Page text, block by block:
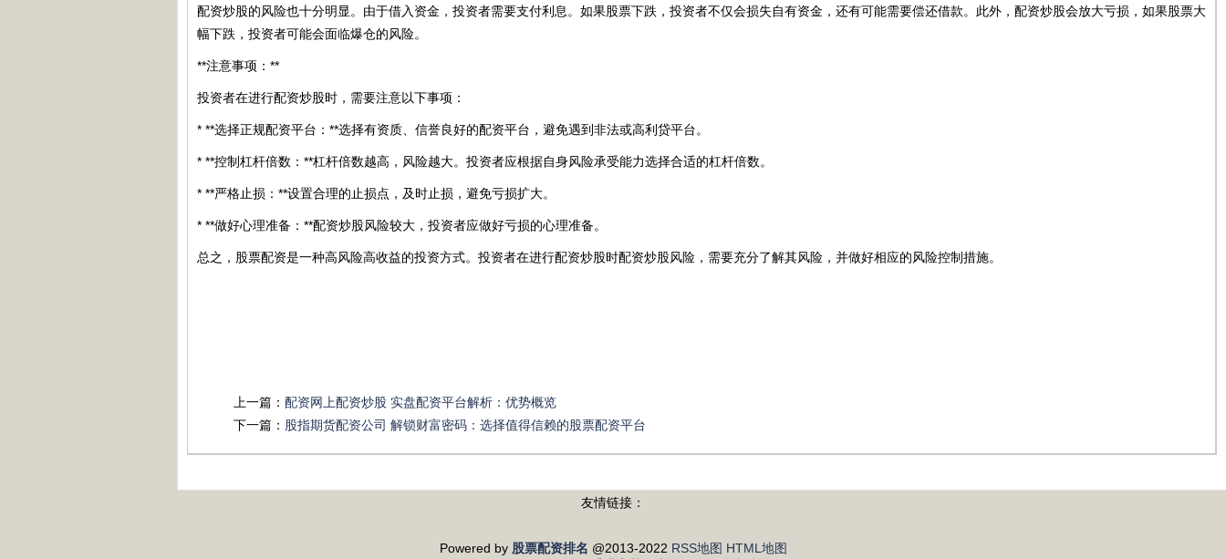
配资炒股的风险也十分明显。由于借入资金，投资者需要支付利息。如果股票下跌，投资者不仅会损失自有资金，还有可能需要偿还借款。此外，配资炒股会放大亏损，如果股票大
幅下跌，投资者可能会面临爆仓的风险。
**注意事项：**
投资者在进行配资炒股时，需要注意以下事项：
* **选择正规配资平台：**选择有资质、信誉良好的配资平台，避免遇到非法或高利贷平台。
* **控制杠杆倍数：**杠杆倍数越高，风险越大。投资者应根据自身风险承受能力选择合适的杠杆倍数。
* **严格止损：**设置合理的止损点，及时止损，避免亏损扩大。
* **做好心理准备：**配资炒股风险较大，投资者应做好亏损的心理准备。
总之，股票配资是一种高风险高收益的投资方式。投资者在进行配资炒股时配资炒股风险，需要充分了解其风险，并做好相应的风险控制措施。
上一篇： 配资网上配资炒股 实盘配资平台解析：优势概览
下一篇： 股指期货配资公司 解锁财富密码：选择值得信赖的股票配资平台
友情链接：
Powered by 股票配资排名 @2013-2022 RSS地图 HTML地图